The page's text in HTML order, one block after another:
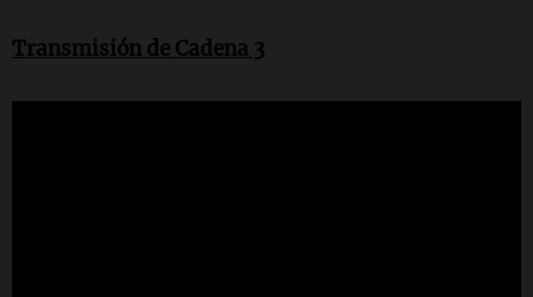
Transmisión de Cadena 3